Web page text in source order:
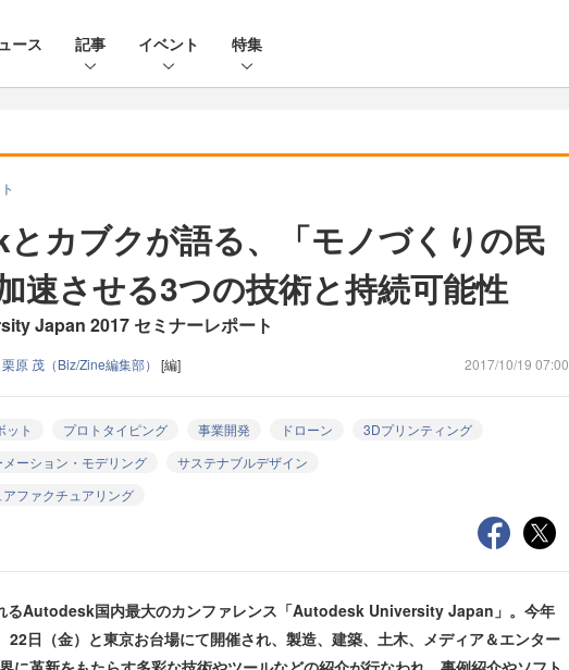
ース 記事 イベント 特集
カブクが語る、「モノづくりの民
速させる3つの技術と持続可能性
Japan 2017 セミナーレポート
栗原 茂（Biz/Zine編集部） [編] 2017/10/19 07:00
ット プロトタイピング 事業開発 ドローン
3Dプリンティング
ーション・モデリング
サステナブルデザイン
ファクチュアリング
るAutodesk国内最大のカンファレンス「Autodesk University Japan」。今年
22日（金）と東京お台場にて開催され、製造、建築、土木、メディア＆エンター